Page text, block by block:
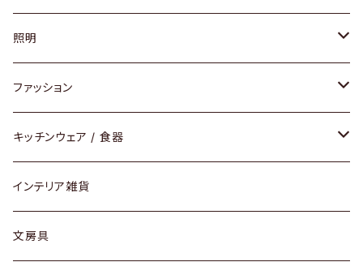
ソファ / ベンチ
チェア / スツール
ダイニングセット / ダイニングテーブル
ローテーブル / サイドテーブル
デスク / コンソール
照明
ペンダントライト
テーブルランプ / デスクスタンド
フロアライト
ファッション
アクセサリー
リング
ピアス / イヤリング
財布
バッグ
キッチンウェア / 食器
グラス / タンブラー
カップ / マグ
インテリア雑貨
文房具